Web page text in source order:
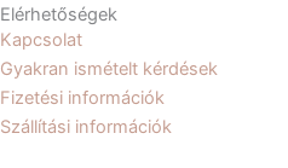
Elérhetőségek
Kapcsolat
Gyakran ismételt kérdések
Fizetési információk
Szállítási információk